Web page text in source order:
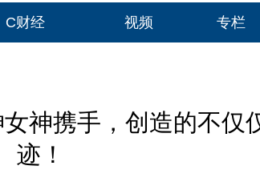
C财经 视频 专栏
神携手，创造的不仅
迹！